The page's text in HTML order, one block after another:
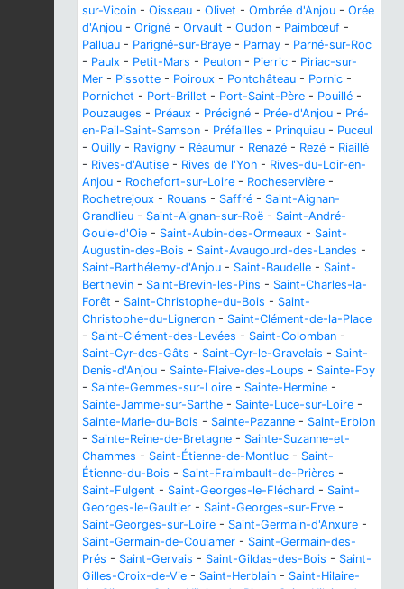
sur-Vicoin - Oisseau - Olivet - Ombrée d'Anjou - Orée
d'Anjou - Origné - Orvault - Oudon - Paimbœuf -
Palluau - Parigné-sur-Braye - Parnay - Parné-sur-Roc
- Paulx - Petit-Mars - Peuton - Pierric - Piriac-sur-
Mer - Pissotte - Poiroux - Pontchâteau - Pornic -
Pornichet - Port-Brillet - Port-Saint-Père - Pouillé -
Pouzauges - Préaux - Précigné - Prée-d'Anjou - Pré-
en-Pail-Saint-Samson - Préfailles - Prinquiau - Puceul
- Quilly - Ravigny - Réaumur - Renazé - Rezé - Riaillé
- Rives-d'Autise - Rives de l'Yon - Rives-du-Loir-en-
Anjou - Rochefort-sur-Loire - Rocheservière -
Rochetrejoux - Rouans - Saffré - Saint-Aignan-
Grandlieu - Saint-Aignan-sur-Roë - Saint-André-
Goule-d'Oie - Saint-Aubin-des-Ormeaux - Saint-
Augustin-des-Bois - Saint-Avaugourd-des-Landes -
Saint-Barthélemy-d'Anjou - Saint-Baudelle - Saint-
Berthevin - Saint-Brevin-les-Pins - Saint-Charles-la-
Forêt - Saint-Christophe-du-Bois - Saint-
Christophe-du-Ligneron - Saint-Clément-de-la-Place
- Saint-Clément-des-Levées - Saint-Colomban -
Saint-Cyr-des-Gâts - Saint-Cyr-le-Gravelais - Saint-
Denis-d'Anjou - Sainte-Flaive-des-Loups - Sainte-Foy
- Sainte-Gemmes-sur-Loire - Sainte-Hermine -
Sainte-Jamme-sur-Sarthe - Sainte-Luce-sur-Loire -
Sainte-Marie-du-Bois - Sainte-Pazanne - Saint-Erblon
- Sainte-Reine-de-Bretagne - Sainte-Suzanne-et-
Chammes - Saint-Étienne-de-Montluc - Saint-
Étienne-du-Bois - Saint-Fraimbault-de-Prières -
Saint-Fulgent - Saint-Georges-le-Fléchard - Saint-
Georges-le-Gaultier - Saint-Georges-sur-Erve -
Saint-Georges-sur-Loire - Saint-Germain-d'Anxure -
Saint-Germain-de-Coulamer - Saint-Germain-des-
Prés - Saint-Gervais - Saint-Gildas-des-Bois - Saint-
Gilles-Croix-de-Vie - Saint-Herblain - Saint-Hilaire-